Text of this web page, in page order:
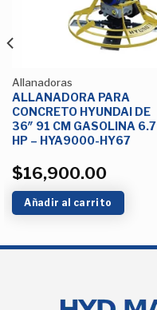
Allanadoras
ALLANADORA PARA
CONCRETO HYUNDAI DE
36″ 91 CM GASOLINA 6.7
HP – HYA9000-HY67
$16,900.00
Añadir al carrito